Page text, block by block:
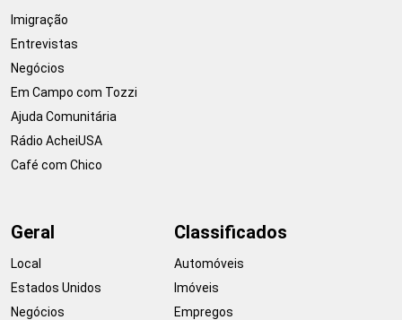
Imigração
Entrevistas
Negócios
Em Campo com Tozzi
Ajuda Comunitária
Rádio AcheiUSA
Café com Chico
Geral
Local
Estados Unidos
Negócios
Classificados
Automóveis
Imóveis
Empregos